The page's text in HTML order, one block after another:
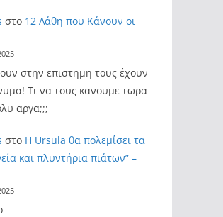
στο 12 Λάθη που Κάνουν οι
στην επιστημη τους έχουν
Τι να τους κανουμε τωρα
αργα;;;
στο Η Ursula θα πολεμίσει τα
και πλυντήρια πιάτων” –